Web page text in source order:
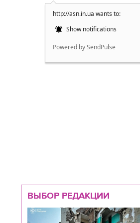
http://asn.in.ua wants to:
Show notifications
Powered by SendPulse
ВЫБОР РЕДАКЦИИ